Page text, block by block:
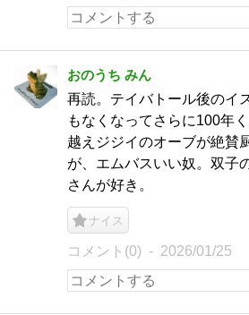
おのうち みん
再読。テイバトール後のイ
もなくなってさらに100年
越えジジイのオーブが絶賛
が、エムバスいい奴。双子
さんが好き。
ナイス
コメント(0) 2026/01/25